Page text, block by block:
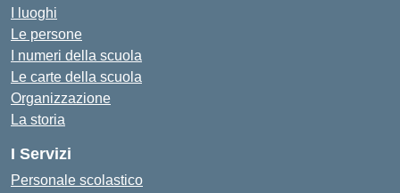
I luoghi
Le persone
I numeri della scuola
Le carte della scuola
Organizzazione
La storia
I Servizi
Personale scolastico